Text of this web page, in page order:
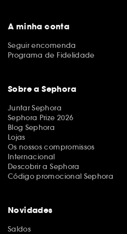
A minha conta
Seguir encomenda
Programa de Fidelidade
Sobre a Sephora
Juntar Sephora
Sephora Prize 2026
Blog Sephora
Lojas
Os nossos compromissos
Internacional
Descobrir a Sephora
Código promocional Sephora
Novidades
Saldos